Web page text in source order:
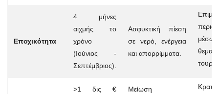
Εποχικότητα
4 μήνες
αιχμής το
χρόνο
(Ιούνιος -
Σεπτέμβριος).
Ασφυκτική πίεση
σε νερό, ενέργεια
και απορρίμματα.
μέσω
>1 δις €
Μείωση